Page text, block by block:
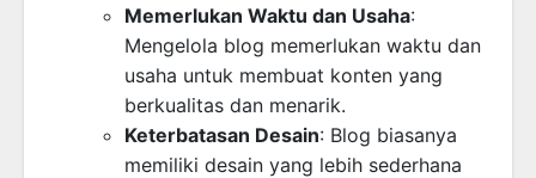
Memerlukan Waktu dan Usaha:
Mengelola blog memerlukan waktu dan
usaha untuk membuat konten yang
berkualitas dan menarik.
Keterbatasan Desain: Blog biasanya
memiliki desain yang lebih sederhana